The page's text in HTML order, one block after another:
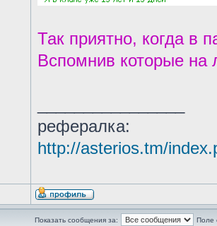
Так приятно, когда в
Вспомнив которые на
рефералка:
http://asterios.tm/
Показать сообщения за: Поле